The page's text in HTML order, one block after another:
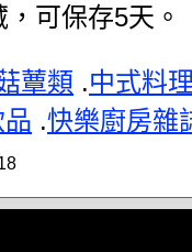
可保存5天。
蕈類 .中式料理
.快樂廚房雜